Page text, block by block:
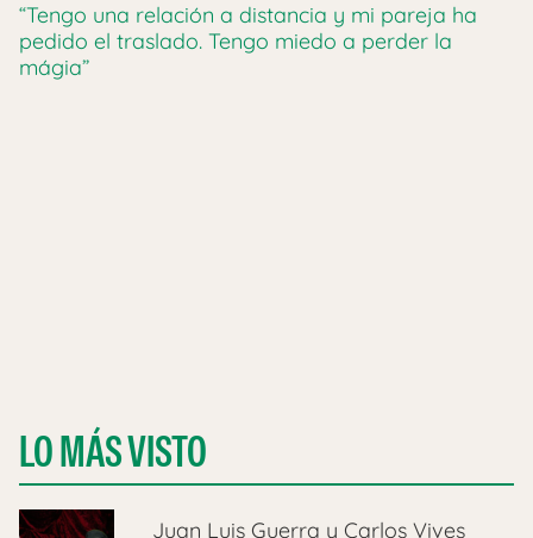
“Tengo una relación a distancia y mi pareja ha
pedido el traslado. Tengo miedo a perder la
mágia”
LO MÁS VISTO
Juan Luis Guerra y Carlos Vives